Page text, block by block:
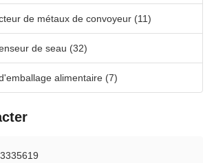
de métaux de convoyeur (11)
de seau (32)
alimentaire (7)